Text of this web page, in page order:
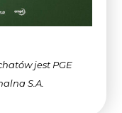
jest PGE
S.A.